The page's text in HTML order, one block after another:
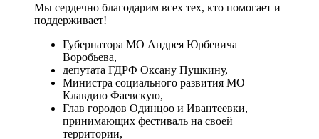
Мы сердечно благодарим всех тех, кто помогает и
поддерживает!
Губернатора МО Андрея Юрбевича
Воробьева,
депутата ГДРФ Оксану Пушкину,
Министра социального развития МО
Клавдию Фаевскую,
Глав городов Одинцоо и Ивантеевки,
принимающих фестиваль на своей
территории,